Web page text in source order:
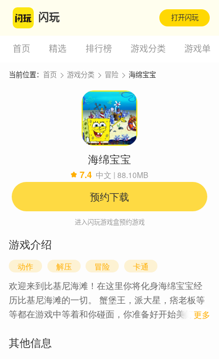
闪玩 打开闪玩
首页 精选 排行榜 游戏分类 游戏单
当前位置： 首页 游戏分类 冒险 海绵宝宝
海绵宝宝
7.4 中文 | 88.10MB
预约下载
进入闪玩游戏盒预约游戏
游戏介绍
动作 解压 冒险 卡通
欢迎来到比基尼海滩！在这里你将化身海绵宝宝经
历比基尼海滩的一切。 蟹堡王，派大星，痞老板等
等都在游戏中等着和你碰面，你准备好开始美好的
1 更多
其他信息